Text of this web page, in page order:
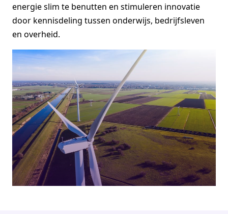
energie slim te benutten en stimuleren innovatie
door kennisdeling tussen onderwijs, bedrijfsleven
en overheid.